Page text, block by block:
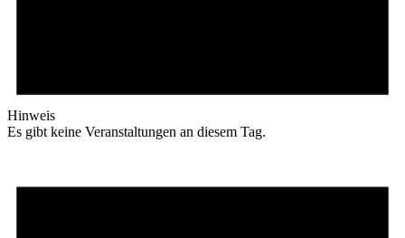
Hinweis
Es gibt keine Veranstaltungen an diesem Tag.